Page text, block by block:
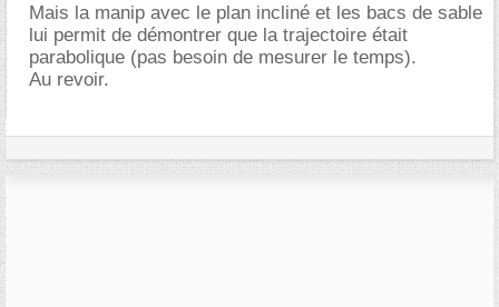
Mais la manip avec le plan incliné et les bacs de sable
lui permit de démontrer que la trajectoire était
parabolique (pas besoin de mesurer le temps).
Au revoir.